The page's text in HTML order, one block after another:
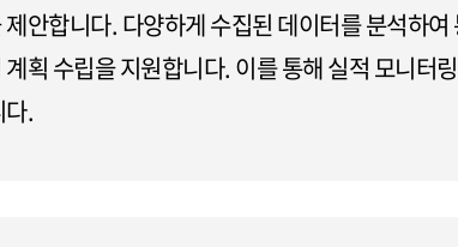
안합니다. 다양하게 수집된 데이터를 분석하
획 수립을 지원합니다. 이를 통해 실적 모니터
.